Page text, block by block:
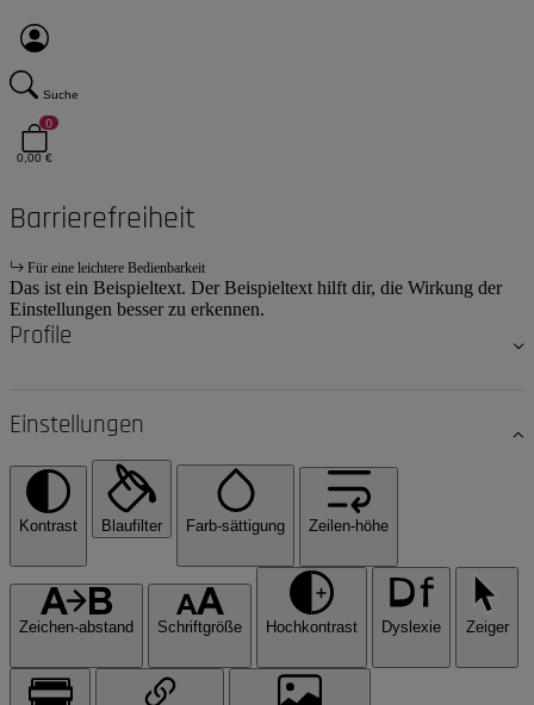
Suche
0
0,00 €
Barrierefreiheit
Für eine leichtere Bedienbarkeit
Das ist ein Beispieltext. Der Beispieltext hilft dir, die Wirkung der
Einstellungen besser zu erkennen.
Profile
Einstellungen
Kontrast Blaufilter Farb-sättigung Zeilen-höhe
Zeichen-abstand Schriftgröße Hochkontrast Dyslexie Zeiger